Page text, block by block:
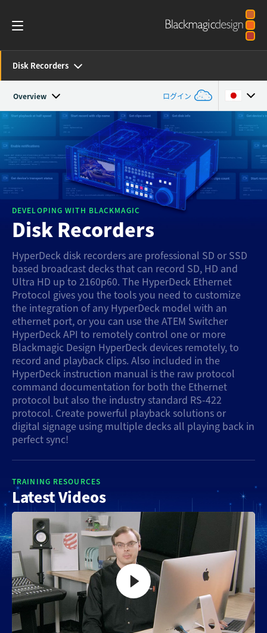
Disk Recorders
Overview ログイン
SDK and Software
Resources
Tech Specs
Argentina
Australia
Austria
Brazil
Canada
China
Denmark
Finland
France
Germany
Hong Kong SAR, China
India
Italy
Korea
Mexico
Malaysia
Netherlands
New Zealand
Norway
DEVELOPING WITH BLACKMAGIC
Disk Recorders
HyperDeck disk recorders are professional SD or SSD
based broadcast decks that can record SD, HD and
Ultra HD up to 2160p60. The HyperDeck Ethernet
Protocol gives you the tools you need to customize
the integration of any HyperDeck model with an
ethernet port, or you can use the ATEM Switcher
HyperDeck API to remotely control one or more
Blackmagic Design HyperDeck devices remotely, to
record and playback clips. Also included in the
HyperDeck instruction manual is the raw protocol
command documentation for both the Ethernet
protocol but also the industry standard RS-422
protocol. Create powerful playback solutions or
digital signage using multiple decks all playing back in
perfect sync!
TRAINING RESOURCES
Latest Videos